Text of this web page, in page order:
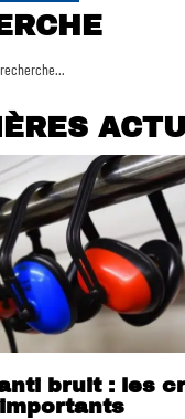
bruit : les